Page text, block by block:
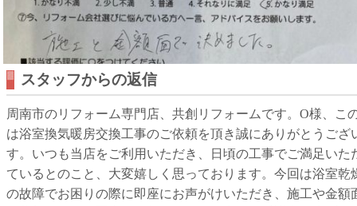
スタッフからの返信
周南市のリフォーム専門店、共創リフォームです。O様、こ
は浴室換気暖房交換工事のご依頼を頂き誠にありがとうござ
す。いつも当店をご利用いただき、日頃の工事でご満足いた
ているとのこと、大変嬉しく思っております。今回は浴室乾
の故障でお困りの際に即座にお声がけいただき、施工や金額